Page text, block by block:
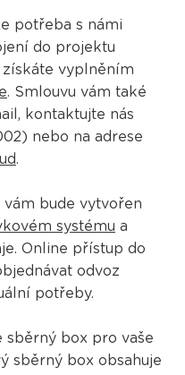
potřeba s námi
do projektu
získáte vyplněním
. Smlouvu vám také
kontaktujte nás
nebo na adrese
.
vám bude vytvořen
systému a
Online přístup do
odvoz
potřeby.
sběrný box pro vaše
sběrný box obsahuje